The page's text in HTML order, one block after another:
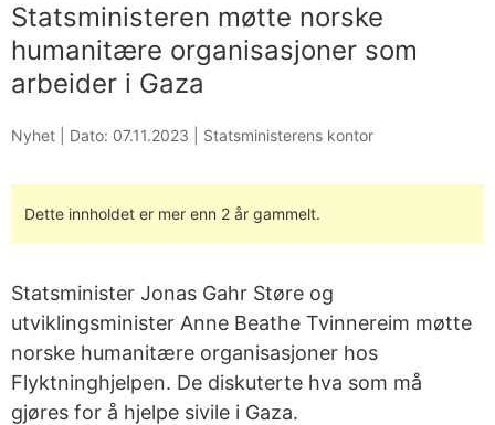
Statsministeren møtte norske
humanitære organisasjoner som
arbeider i Gaza
Nyhet | Dato: 07.11.2023 Statsministerens kontor
Dette innholdet er mer enn 2 år gammelt.
Statsminister Jonas Gahr Støre og
utviklingsminister Anne Beathe Tvinnereim møtte
norske humanitære organisasjoner hos
Flyktninghjelpen. De diskuterte hva som må
gjøres for å hjelpe sivile i Gaza.